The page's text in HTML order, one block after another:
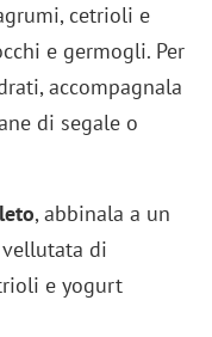
cetrioli e
e germogli. Per
accompagnala
di segale o
, abbinala a un
di
e yogurt